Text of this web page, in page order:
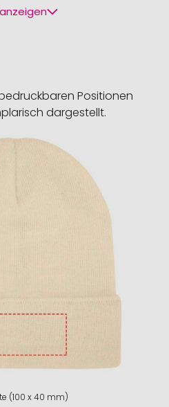
Positionen
dargestellt.
(100 x 40 mm)